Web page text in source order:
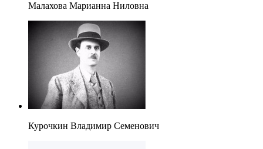
Малахова Марианна Ниловна
Курочкин Владимир Семенович